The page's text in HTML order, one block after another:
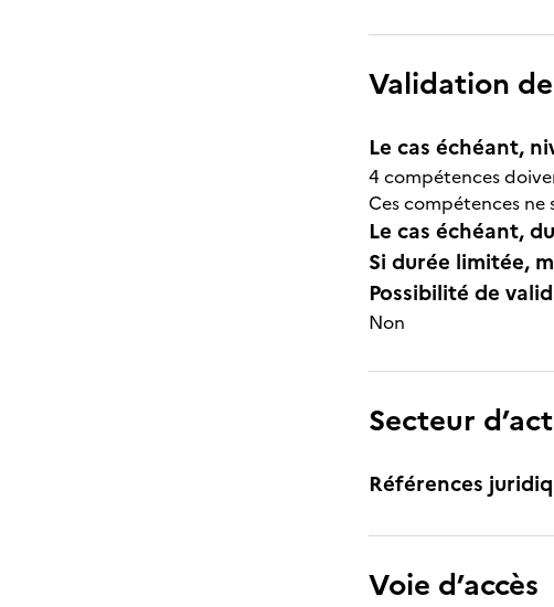
Validation
Le cas échéant,
4 compétences
Ces compétences ne
Le cas échéant,
Si durée limitée,
Possibilité de
Non
Secteur
Références
Voie d’accès